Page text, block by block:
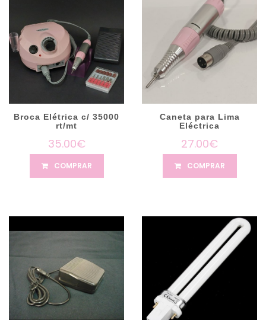
Broca Elétrica c/ 35000
rt/mt
35.00€
COMPRAR
Caneta para Lima
Eléctrica
27.00€
COMPRAR